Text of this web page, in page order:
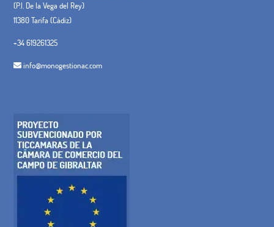
(P.I. De la Vega del Rey)
11380 Tarifa (Cádiz)
+34 619261325
info@monogestionac.com